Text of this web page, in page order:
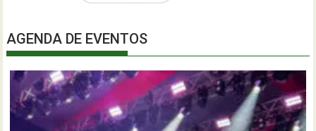
AGENDA DE EVENTOS